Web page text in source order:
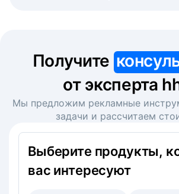
Получите
от эксперта
Мы предложим рекламные
задачи и рассчитаем
Выберите продукты,
вас интересуют